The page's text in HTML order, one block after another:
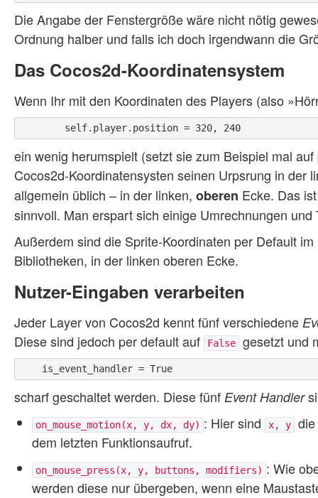
Die Angabe der Fenstergröße wäre nicht nötig
Ordnung halber und falls ich doch irgendwann die
Das Cocos2d-Koordinatensystem
Wenn Ihr mit den Koordinaten des Players (also
ein wenig herumspielt (setzt sie zum Beispiel mal auf
Cocos2d-Koordinatensysten seinen Urpsrung in der
allgemein üblich – in der linken, oberen Ecke. Das
sinnvoll. Man erspart sich einige Umrechnungen und
Außerdem sind die Sprite-Koordinaten per Default
Bibliotheken, in der linken oberen Ecke.
Nutzer-Eingaben verarbeiten
Jeder Layer von Cocos2d kennt fünf verschiedene
Diese sind jedoch per default auf False gesetzt und
scharf geschaltet werden. Diese fünf Event Handler
on_mouse_motion(x, y, dx, dy) : Hier sind x, y
dem letzten Funktionsaufruf.
on_mouse_press(x, y, buttons, modifiers) : Wie
werden diese nur übergeben, wenn eine